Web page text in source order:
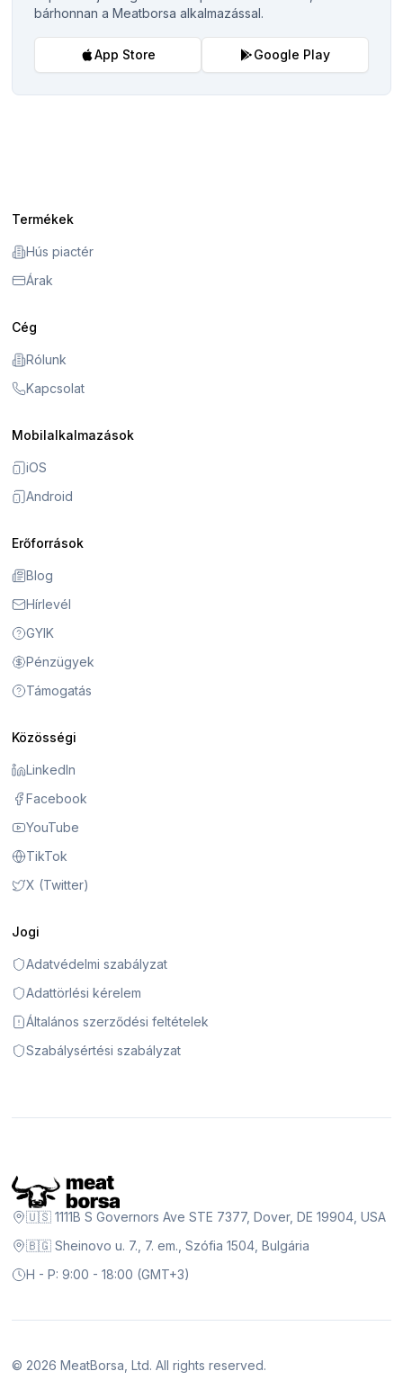
bárhonnan a Meatborsa alkalmazással.
App Store Google Play
Termékek
Hús piactér
Árak
Cég
Rólunk
Kapcsolat
Mobilalkalmazások
iOS
Android
Erőforrások
Blog
Hírlevél
GYIK
Pénzügyek
Támogatás
Közösségi
LinkedIn
Facebook
YouTube
TikTok
X (Twitter)
Jogi
Adatvédelmi szabályzat
Adattörlési kérelem
Általános szerződési feltételek
Szabálysértési szabályzat
🇺🇸 1111B S Governors Ave STE 7377, Dover, DE 19904, USA
🇧🇬 Sheinovo u. 7., 7. em., Szófia 1504, Bulgária
H - P: 9:00 - 18:00 (GMT+3)
© 2026 MeatBorsa, Ltd. All rights reserved.